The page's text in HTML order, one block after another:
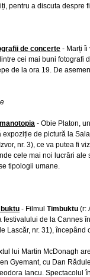
pentru a discuta despre
de concerte - Marți îi
cei mai buni fotografi
de la ora 19. De
- Obie Platon,
expoziție de pictură la
nr. 3), ce va putea fi
cele mai noi lucrări ale
tipologii umane.
- Filmul Timbuktu (r:
festivalului de la Cannes
Lascăr, nr. 31),
lui Martin McDonagh
Gyemant, cu Dan
Iancu. Spectacolul